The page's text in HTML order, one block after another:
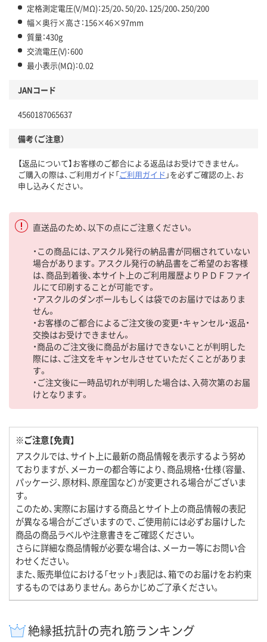
定格測定電圧(V/MΩ)：25/20、50/20、125/200、250/200
幅×奥行×高さ：156×46×97mm
質量：430g
交流電圧(V)：600
最小表示(MΩ)：0.02
JANコード
4560187065637
備考（ご注意）
【返品について】お客様のご都合による返品はお受けできません。
ご購入の際は、ご利用ガイド「ご利用ガイド 」を必ずご確認の上、お
申し込みください。
直送品のため、以下の点にご注意ください。
・この商品には、アスクル発行の納品書が同梱されていない
場合があります。アスクル発行の納品書をご希望のお客様
は、商品到着後、本サイト上のご利用履歴よりＰＤＦファイ
ルにて印刷することが可能です。
・アスクルのダンボールもしくは袋でのお届けではありま
せん。
・お客様のご都合によるご注文後の変更・キャンセル・返品・
交換はお受けできません。
・商品のご注文後に商品がお届けできないことが判明した
際には、ご注文をキャンセルさせていただくことがありま
す。
・ご注文後に一時品切れが判明した場合は、入荷次第のお届
けとなります。
※ご注意【免責】
アスクルでは、サイト上に最新の商品情報を表示するよう努め
ておりますが、メーカーの都合等により、商品規格・仕様（容量、
パッケージ、原材料、原産国など）が変更される場合がございま
す。
このため、実際にお届けする商品とサイト上の商品情報の表記
が異なる場合がございますので、ご使用前には必ずお届けした
商品の商品ラベルや注意書きをご確認ください。
さらに詳細な商品情報が必要な場合は、メーカー等にお問い合
わせください。
また、販売単位における「セット」表記は、箱でのお届けをお約束
するものではありません。あらかじめご了承ください。
絶縁抵抗計の売れ筋ランキング